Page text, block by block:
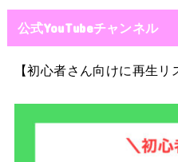
公式YouTubeチャンネル
【初心者さん向けに再生リ